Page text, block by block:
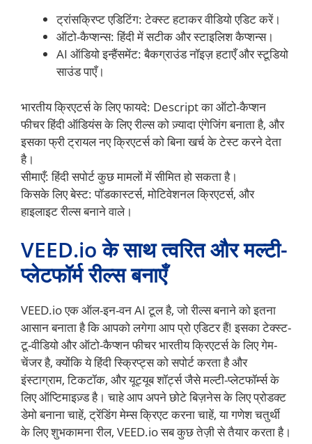
ट्रांसक्रिप्ट एडिटिंग: टेक्स्ट हटाकर वीडियो एडिट करें।
ऑटो-कैप्शन्स: हिंदी में सटीक और स्टाइलिश कैप्शन्स।
AI ऑडियो इन्हैंसमेंट: बैकग्राउंड नॉइज़ हटाएँ और स्टूडियो
साउंड पाएँ।
भारतीय क्रिएटर्स के लिए फायदे: Descript का ऑटो-कैप्शन
फीचर हिंदी ऑडियंस के लिए रील्स को ज़्यादा एंगेजिंग बनाता है, और
इसका फ्री ट्रायल नए क्रिएटर्स को बिना खर्च के टेस्ट करने देता
है।
सीमाएँ: हिंदी सपोर्ट कुछ मामलों में सीमित हो सकता है।
किसके लिए बेस्ट: पॉडकास्टर्स, मोटिवेशनल क्रिएटर्स, और
हाइलाइट रील्स बनाने वाले।
VEED.io के साथ त्वरित और मल्टी-
प्लेटफॉर्म रील्स बनाएँ
VEED.io एक ऑल-इन-वन AI टूल है, जो रील्स बनाने को इतना
आसान बनाता है कि आपको लगेगा आप प्रो एडिटर हैं! इसका टेक्स्ट-
टू-वीडियो और ऑटो-कैप्शन फीचर भारतीय क्रिएटर्स के लिए गेम-
चेंजर है, क्योंकि ये हिंदी स्क्रिप्ट्स को सपोर्ट करता है और
इंस्टाग्राम, टिकटॉक, और यूट्यूब शॉर्ट्स जैसे मल्टी-प्लेटफॉर्म्स के
लिए ऑप्टिमाइज़्ड है। चाहे आप अपने छोटे बिज़नेस के लिए प्रोडक्ट
डेमो बनाना चाहें, ट्रेंडिंग मेम्स क्रिएट करना चाहें, या गणेश चतुर्थी
के लिए शुभकामना रील, VEED.io सब कुछ तेज़ी से तैयार करता है।